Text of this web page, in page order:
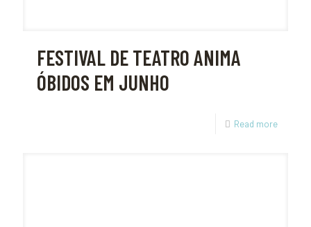
FESTIVAL DE TEATRO ANIMA
ÓBIDOS EM JUNHO
Read more